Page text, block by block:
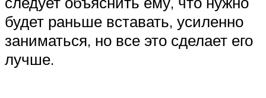
будет раньше вставать, усиленно
заниматься, но все это сделает его
лучше.